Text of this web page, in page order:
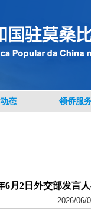
态 领侨服
6月2日外交部发言
2026/06/